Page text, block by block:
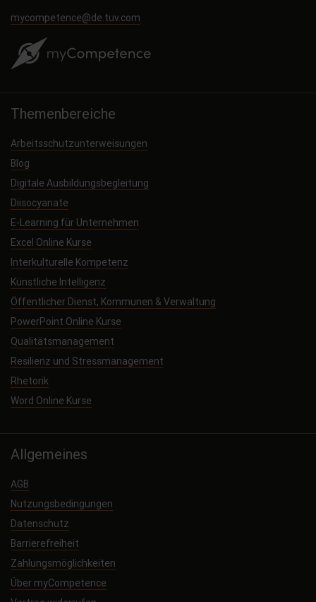
mycompetence@de.tuv.com
Themenbereiche
Arbeitsschutzunterweisungen
Blog
Digitale Ausbildungsbegleitung
Diisocyanate
E-Learning für Unternehmen
Excel Online Kurse
Interkulturelle Kompetenz
Künstliche Intelligenz
Öffentlicher Dienst, Kommunen & Verwaltung
PowerPoint Online Kurse
Qualitätsmanagement
Resilienz und Stressmanagement
Rhetorik
Word Online Kurse
Allgemeines
AGB
Nutzungsbedingungen
Datenschutz
Barrierefreiheit
Zahlungsmöglichkeiten
Über myCompetence